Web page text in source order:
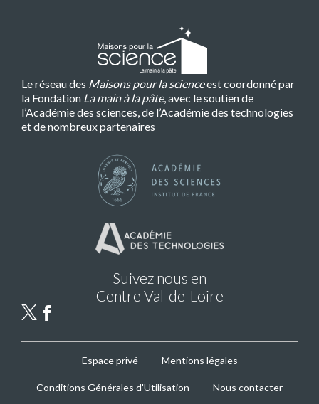
Le réseau des Maisons pour la scienceest coordonné par
la Fondation La main à la pâte, avec le soutien de
l’Académie des sciences, de l’Académie des technologies
et de nombreux partenaires
Suivez nous en
Centre Val-de-Loire
Footer
Espace privé Mentions légales
Conditions Générales d'Utilisation Nous contacter